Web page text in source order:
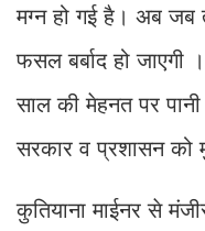
मग्न हो गई है। अब जब
फसल बर्बाद हो जाएगी
साल की मेहनत पर
सरकार व प्रशासन को
कुतियाना माईनर से